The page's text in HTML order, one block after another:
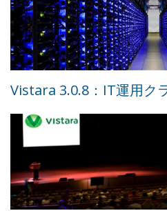
Vistara 3.0.8：IT運用ク